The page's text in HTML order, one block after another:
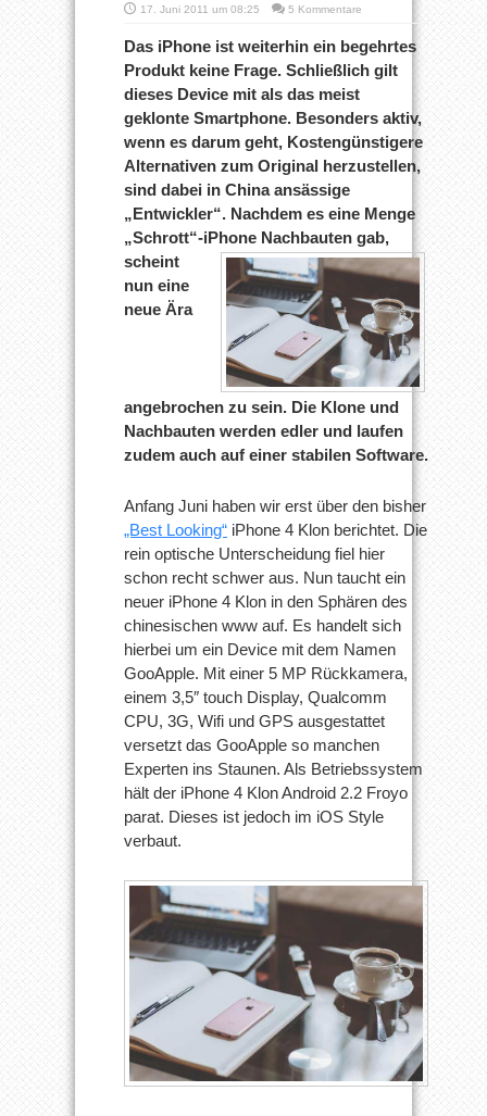
17. Juni 2011 um 08:25
5 Kommentare
Das iPhone ist weiterhin ein begehrtes
Produkt keine Frage. Schließlich gilt
dieses Device mit als das meist
geklonte Smartphone. Besonders aktiv,
wenn es darum geht, Kostengünstigere
Alternativen zum Original herzustellen,
sind dabei in China ansässige
„Entwickler“. Nachdem es eine Menge
„Schrott“-iPhone Nachbauten gab,
scheint
nun eine
neue Ära
angebrochen zu sein. Die Klone und
Nachbauten werden edler und laufen
zudem auch auf einer stabilen Software.
Anfang Juni haben wir erst über den bisher
„Best Looking“ iPhone 4 Klon berichtet. Die
rein optische Unterscheidung fiel hier
schon recht schwer aus. Nun taucht ein
neuer iPhone 4 Klon in den Sphären des
chinesischen www auf. Es handelt sich
hierbei um ein Device mit dem Namen
GooApple. Mit einer 5 MP Rückkamera,
einem 3,5″ touch Display, Qualcomm
CPU, 3G, Wifi und GPS ausgestattet
versetzt das GooApple so manchen
Experten ins Staunen. Als Betriebssystem
hält der iPhone 4 Klon Android 2.2 Froyo
parat. Dieses ist jedoch im iOS Style
verbaut.